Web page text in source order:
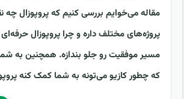
مقاله می‌خوایم بررسی کنیم که پروپوزال
پروژه‌های مختلف داره و چرا پروپوزال
مسیر موفقیت رو جلو بندازه. همچنین به
که چطور کازیو می‌تونه به شما کمک کنه